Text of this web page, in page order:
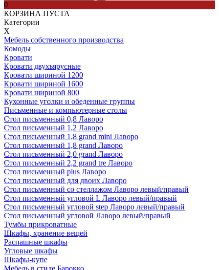
0
КОРЗИНА ПУСТА
Категории
Х
Мебель собственного производства
Комоды
Кровати
Кровати двухъярусные
Кровати шириной 1200
Кровати шириной 1600
Кровати шириной 800
Кухонные уголки и обеденные группы
Письменные и компьютерные столы
Стол письменный 0,8 Лаворо
Стол письменный 1,2 Лаворо
Стол письменный 1,8 grand mini Лаворо
Стол письменный 1,8 grand Лаворо
Стол письменный 2,0 grand Лаворо
Стол письменный 2,2 grand tre Лаворо
Стол письменный plus Лаворо
Стол письменный для двоих Лаворо
Стол письменный со стеллажом Лаворо левый/правый
Стол письменный угловой L Лаворо левый/правый
Стол письменный угловой step Лаворо левый/правый
Стол письменный угловой Лаворо левый/правый
Тумбы прикроватные
Шкафы, хранение вещей
Распашные шкафы
Угловые шкафы
Шкафы-купе
Мебель в стиле Барокко